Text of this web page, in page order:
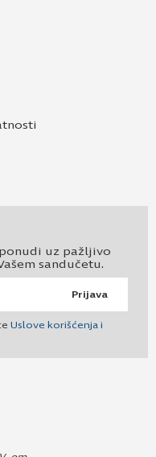
uz pažljivo
sandučetu.
Prijava
Uslove korišćenja i